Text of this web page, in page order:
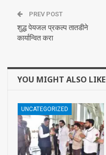
PREV POST
शुद्ध पेयजल प्रकल्प तातडीने
कार्यान्वित करा
YOU MIGHT ALSO LIKE
UNCATEGORIZED